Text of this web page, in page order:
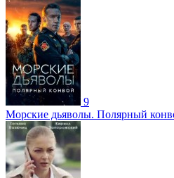
9
Морские дьяволы. Полярный